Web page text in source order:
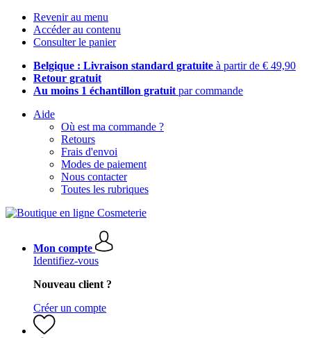
Revenir au menu
Accéder au contenu
Consulter le panier
Belgique : Livraison standard gratuite à partir de € 49,90
Retour gratuit
Au moins 1 échantillon gratuit par commande
Aide
Où est ma commande ?
Retours
Frais d'envoi
Modes de paiement
Nous contacter
Toutes les rubriques
Mon compte
Identifiez-vous
Nouveau client ?
Créer un compte